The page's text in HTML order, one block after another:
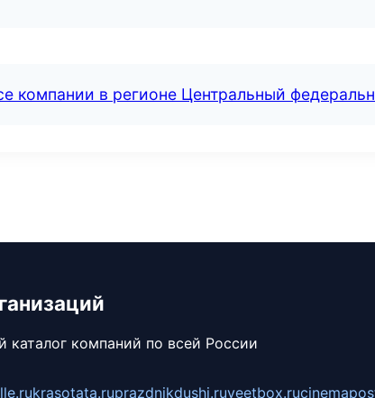
компании в регионе Центральный
каталог компаний по всей России
krasotata.ruprazdnikdushi.ruveetbox.ru